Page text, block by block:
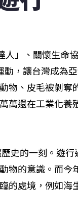
」、關懷生命
，讓台灣成為
物、皮毛被剝奪
萬還在工業化養
史的一刻。遊
物的意識。而今
的處境，例如海